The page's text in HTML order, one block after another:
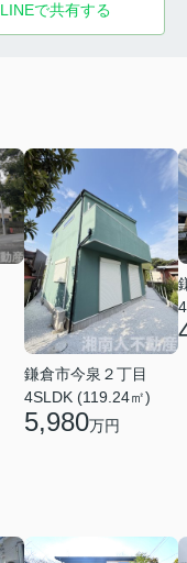
LINEで共有する
鎌倉市今泉２丁目
4SLDK (119.24㎡)
5,980万円